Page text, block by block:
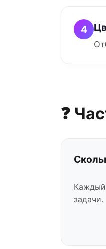
4
❓
Каждый
задачи.